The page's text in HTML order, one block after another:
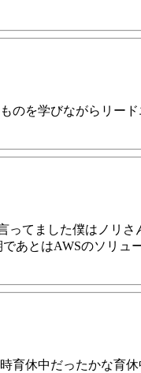
のを学びながらリー
てました僕はノリさ
あとはAWSのソリュ
育休中だったかな育